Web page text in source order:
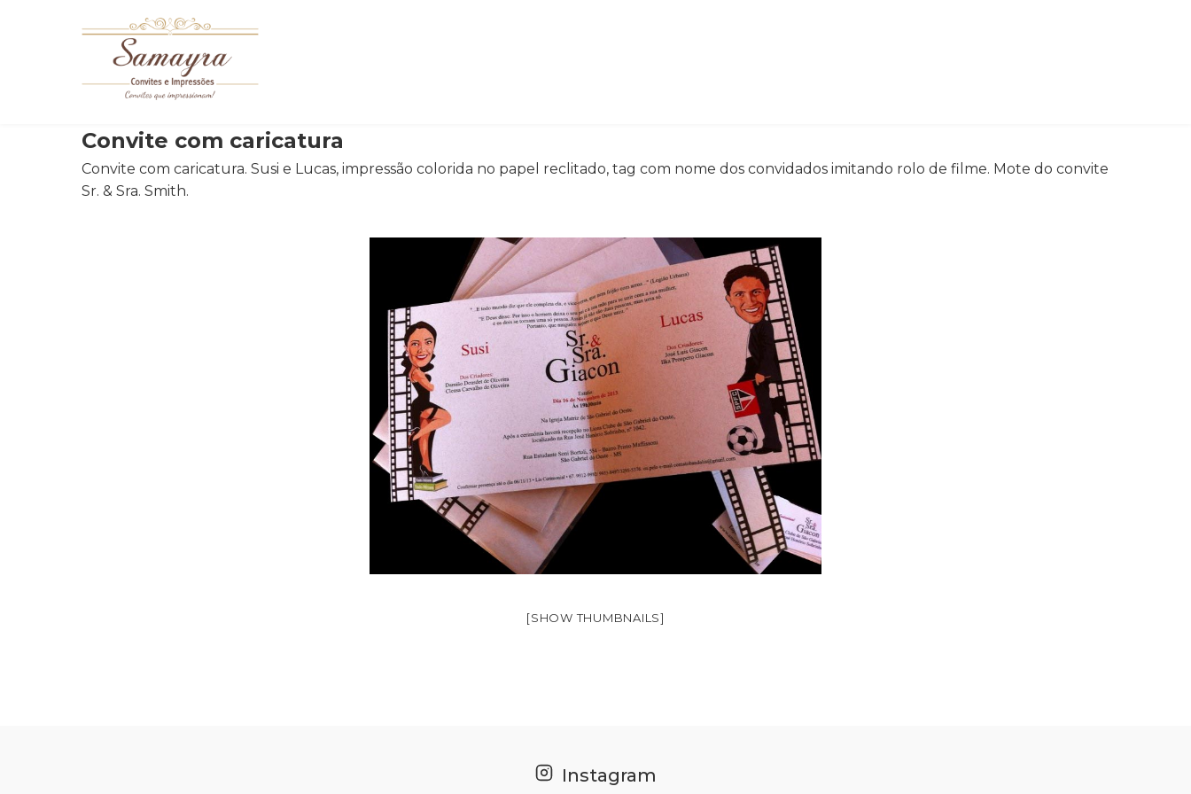
Convite com caricatura
Convite com caricatura. Susi e Lucas, impressão colorida no papel reclitado, tag com nome dos convidados imitando rolo de filme. Mote do convite
Sr. & Sra. Smith.
[SHOW THUMBNAILS]
Instagram